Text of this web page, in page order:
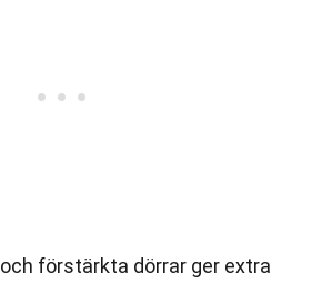
och förstärkta dörrar ger extra